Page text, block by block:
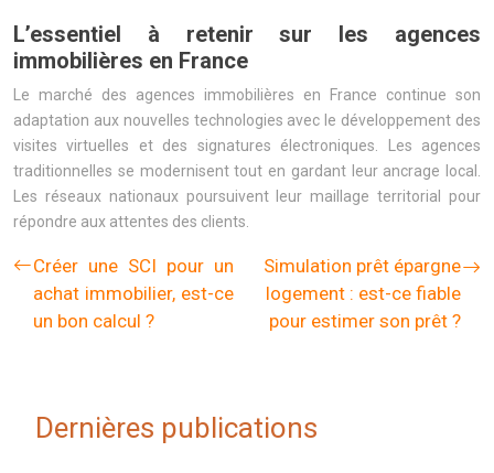
L’essentiel à retenir sur les agences
immobilières en France
Le marché des agences immobilières en France continue son
adaptation aux nouvelles technologies avec le développement des
visites virtuelles et des signatures électroniques. Les agences
traditionnelles se modernisent tout en gardant leur ancrage local.
Les réseaux nationaux poursuivent leur maillage territorial pour
répondre aux attentes des clients.
Créer une SCI pour un
achat immobilier, est-ce
un bon calcul ?
Simulation prêt épargne
logement : est-ce fiable
pour estimer son prêt ?
Dernières publications